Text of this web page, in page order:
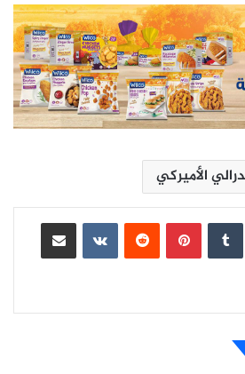
الأميركي
بينتيريست
مشاركة عبر البريد